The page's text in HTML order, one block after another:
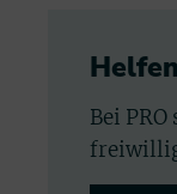
Bei